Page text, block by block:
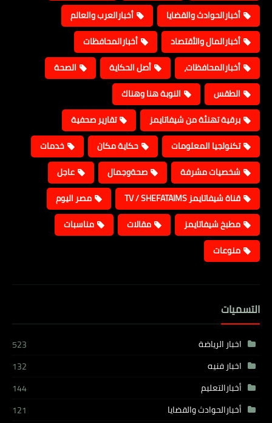
أخبارالحوادث والقضايا
أخبارالعرب والعالم
أخبارالمال والأقتصاد
أخبارالمحافظات
أخبارالمحافظات،
أصل الحكاية
الصحة
الطقس
النوبة هنا وهناك
برقية تهنئة من شيفاتايمز
تقارير صحفية
تكنولجيا المعلومات
حكاية مكان
خدمات
شخصيات مشرفة
صحةوجمال
عاجل
قناة شيفاتايمز TV / SHEFATAIMS
مصر اليوم
مطبخ شيفاتايمز
مقالات
مناسبات
منوعات
التسميات
اخبار الرياضة
523
اخبار فنيه
132
أخبارالتعليم
144
أخبارالحوادث والقضايا
121